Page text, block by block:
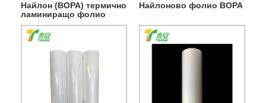
Найлон (BOPA) термично
ламиниращо фолио
Найлоново фолио BOPA